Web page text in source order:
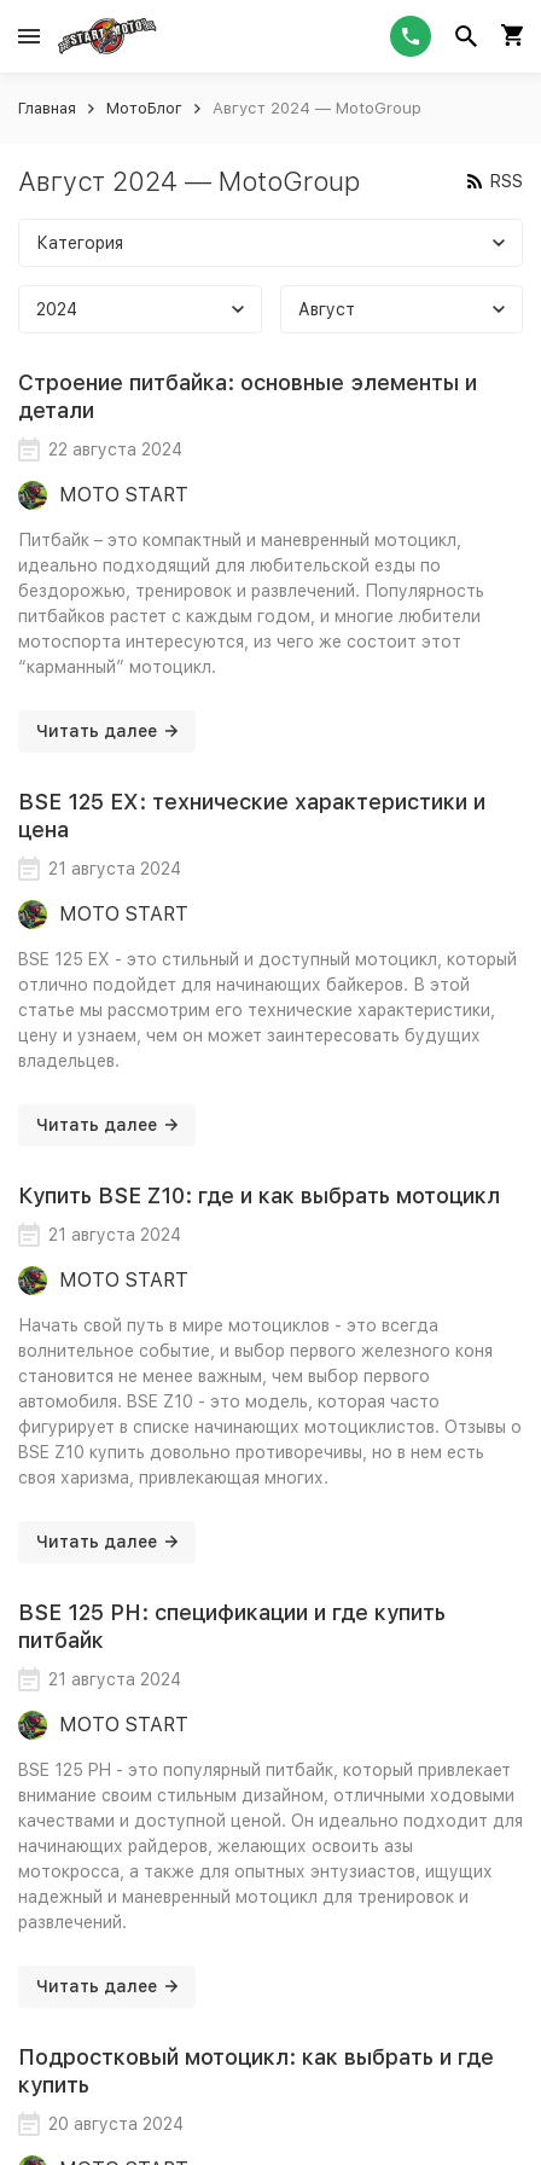
Главная МотоБлог Август 2024 — MotoGroup
Август 2024 — MotoGroup RSS
Категория
2024 Август
Строение питбайка: основные элементы и
детали
22 августа 2024
MOTO START
Питбайк – это компактный и маневренный мотоцикл,
идеально подходящий для любительской езды по
бездорожью, тренировок и развлечений. Популярность
питбайков растет с каждым годом, и многие любители
мотоспорта интересуются, из чего же состоит этот
“карманный” мотоцикл.
Читать далее
BSE 125 EX: технические характеристики и
цена
21 августа 2024
MOTO START
BSE 125 EX - это стильный и доступный мотоцикл, который
отлично подойдет для начинающих байкеров. В этой
статье мы рассмотрим его технические характеристики,
цену и узнаем, чем он может заинтересовать будущих
владельцев.
Читать далее
Купить BSE Z10: где и как выбрать мотоцикл
21 августа 2024
MOTO START
Начать свой путь в мире мотоциклов - это всегда
волнительное событие, и выбор первого железного коня
становится не менее важным, чем выбор первого
автомобиля. BSE Z10 - это модель, которая часто
фигурирует в списке начинающих мотоциклистов. Отзывы о
BSE Z10 купить довольно противоречивы, но в нем есть
своя харизма, привлекающая многих.
Читать далее
BSE 125 PH: спецификации и где купить
питбайк
21 августа 2024
MOTO START
BSE 125 PH - это популярный питбайк, который привлекает
внимание своим стильным дизайном, отличными ходовыми
качествами и доступной ценой. Он идеально подходит для
начинающих райдеров, желающих освоить азы
мотокросса, а также для опытных энтузиастов, ищущих
надежный и маневренный мотоцикл для тренировок и
развлечений.
Читать далее
Подростковый мотоцикл: как выбрать и где
купить
20 августа 2024